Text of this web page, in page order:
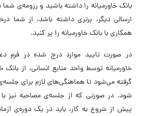
بانک خاورمیانه را داشته باشید و رزومه‌ی شما
ارسالی دیگر، برتری داشته باشد، از شما
همکاری با بانک خاورمیانه را پر کنید.
در صورت تایید موارد درج شده در فرم
خاورمیانه توسط واحد منابع انسانی، از بانک
گرفته می‌شود تا هماهنگی‌های لازم برای
شود. در صورتی که از جلسه‌ی مصاحبه نیز
پیش از شروع به کار، باید در یک دوره‌ی‌